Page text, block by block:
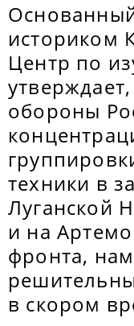
историком
Центр по
обороны
техники в
Луганской
и на
фронта,
в скором